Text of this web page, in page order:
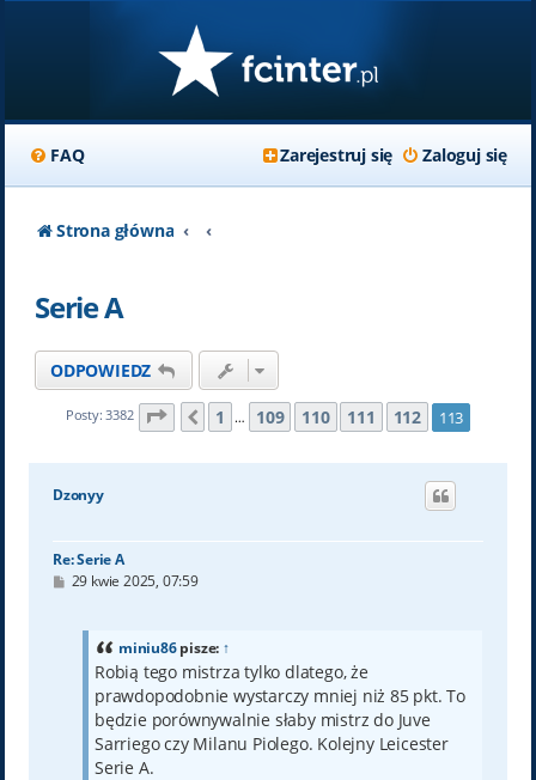
FAQ Zaloguj się
Zarejestruj się
Strona główna
Serie A
ODPOWIEDZ
Posty: 3382 Strona 113 z113
Poprzednia
1 … 109 110 111 112 113
Dzonyy
Re: Serie A
P29 kwie 2025, 07:59
miniu86pisze: ↑
Robią tego mistrza tylko dlatego, że
prawdopodobnie wystarczy mniej niż 85 pkt. To
będzie porównywalnie słaby mistrz do Juve
Sarriego czy Milanu Piolego. Kolejny Leicester
Serie A.